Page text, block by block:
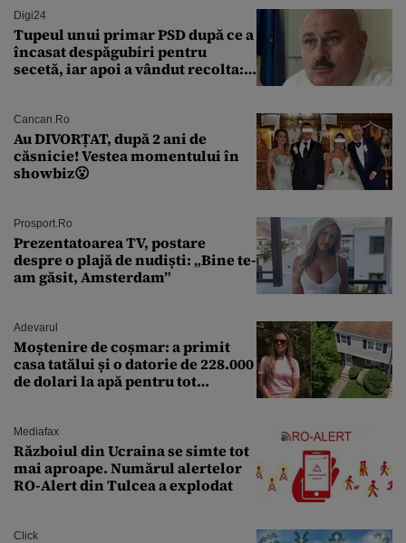
Digi24
Tupeul unui primar PSD după ce a
încasat despăgubiri pentru
secetă, iar apoi a vândut recolta:
Cancan.ro
Au DIVORȚAT, după 2 ani de
căsnicie! Vestea momentului în
showbiz😮
Prosport.ro
Prezentatoarea TV, postare
despre o plajă de nudiști: „Bine te-
am găsit, Amsterdam”
Adevarul
Moștenire de coșmar: a primit
casa tatălui și o datorie de 228.000
de dolari la apă pentru tot
Mediafax
Războiul din Ucraina se simte tot
mai aproape. Numărul alertelor
RO-Alert din Tulcea a explodat
Click